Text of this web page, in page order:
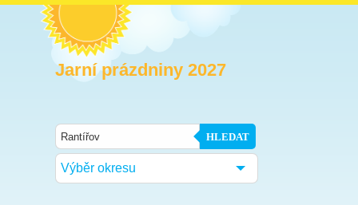
Jarní prázdniny 2027
HLEDAT
Výběr okresu